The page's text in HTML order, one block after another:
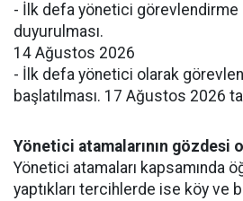
- İlk defa yönetici görevlendirme
duyurulması.
14 Ağustos 2026
- İlk defa yönetici olarak
başlatılması. 17 Ağustos 2026
Yönetici atamalarının gözdesi
Yönetici atamaları kapsamında
yaptıkları tercihlerde ise köy ve